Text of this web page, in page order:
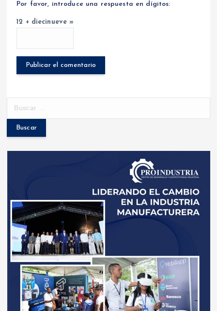
Por favor, introduce una respuesta en dígitos:
12 + diecinueve =
c